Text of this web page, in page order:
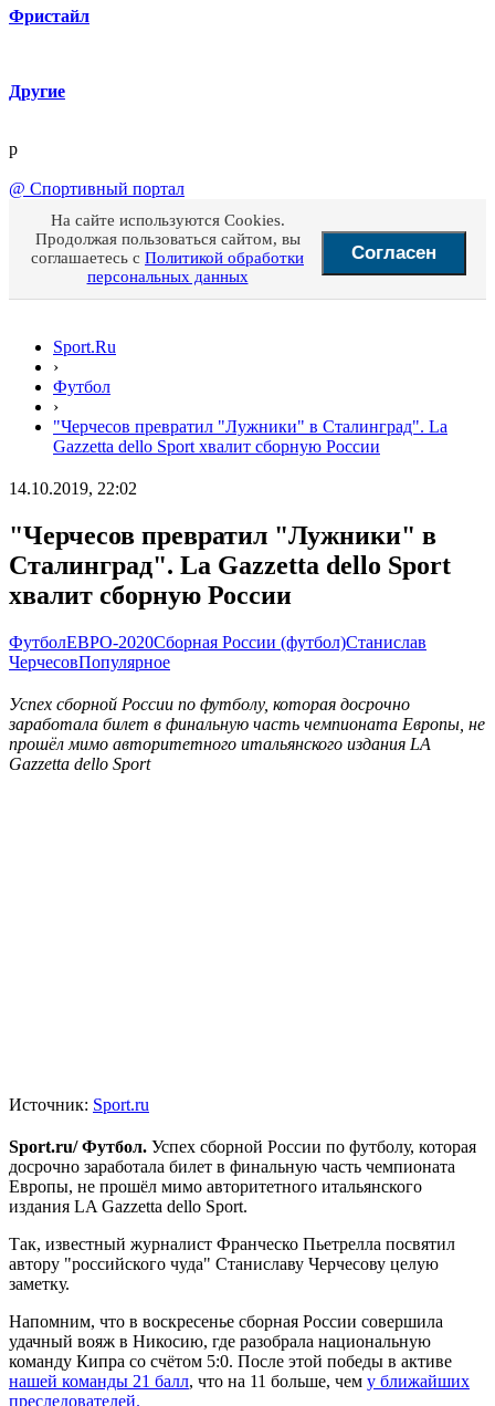
Фристайл
Другие
p
@ Спортивный портал
На сайте используются Cookies.
Продолжая пользоваться сайтом, вы
соглашаетесь с Политикой обработки
персональных данных
Согласен
Sport.Ru
›
Футбол
›
"Черчесов превратил "Лужники" в Сталинград". La
Gazzetta dello Sport хвалит сборную России
14.10.2019, 22:02
"Черчесов превратил "Лужники" в
Сталинград". La Gazzetta dello Sport
хвалит сборную России
ФутболЕВРО-2020Сборная России (футбол)Станислав
ЧерчесовПопулярное
Успех сборной России по футболу, которая досрочно
заработала билет в финальную часть чемпионата Европы, не
прошёл мимо авторитетного итальянского издания LA
Gazzetta dello Sport
Источник: Sport.ru
Sport.ru/ Футбол. Успех сборной России по футболу, которая
досрочно заработала билет в финальную часть чемпионата
Европы, не прошёл мимо авторитетного итальянского
издания LA Gazzetta dello Sport.
Так, известный журналист Франческо Пьетрелла посвятил
автору "российского чуда" Станиславу Черчесову целую
заметку.
Напомним, что в воскресенье сборная России совершила
удачный вояж в Никосию, где разобрала национальную
команду Кипра со счётом 5:0. После этой победы в активе
нашей команды 21 балл, что на 11 больше, чем у ближайших
преследователей.